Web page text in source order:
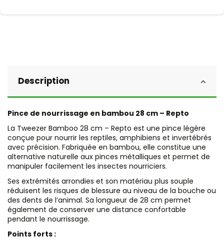
Description
Pince de nourrissage en bambou 28 cm – Repto
La Tweezer Bamboo 28 cm – Repto est une pince légère
conçue pour nourrir les reptiles, amphibiens et invertébrés
avec précision. Fabriquée en bambou, elle constitue une
alternative naturelle aux pinces métalliques et permet de
manipuler facilement les insectes nourriciers.
Ses extrémités arrondies et son matériau plus souple
réduisent les risques de blessure au niveau de la bouche ou
des dents de l’animal. Sa longueur de 28 cm permet
également de conserver une distance confortable
pendant le nourrissage.
Points forts :